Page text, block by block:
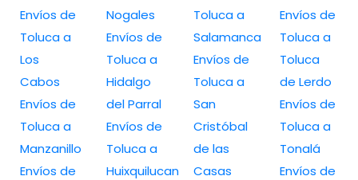
Envíos de
Toluca a
Los
Cabos
Envíos de
Toluca a
Manzanillo
Envíos de
Nogales
Envíos de
Toluca a
Hidalgo
del Parral
Envíos de
Toluca a
Huixquilucan
Toluca a
Salamanca
Envíos de
Toluca a
San
Cristóbal
de las
Casas
Envíos de
Toluca a
Toluca
de Lerdo
Envíos de
Toluca a
Tonalá
Envíos de